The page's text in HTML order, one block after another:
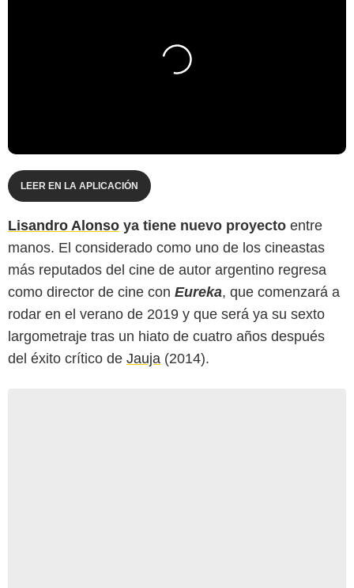
LEER EN LA APLICACIÓN
Lisandro Alonso ya tiene nuevo proyecto entre
manos. El considerado como uno de los cineastas
más reputados del cine de autor argentino regresa
como director de cine con Eureka, que comenzará a
rodar en el verano de 2019 y que será ya su sexto
largometraje tras un hiato de cuatro años después
del éxito crítico de Jauja (2014).